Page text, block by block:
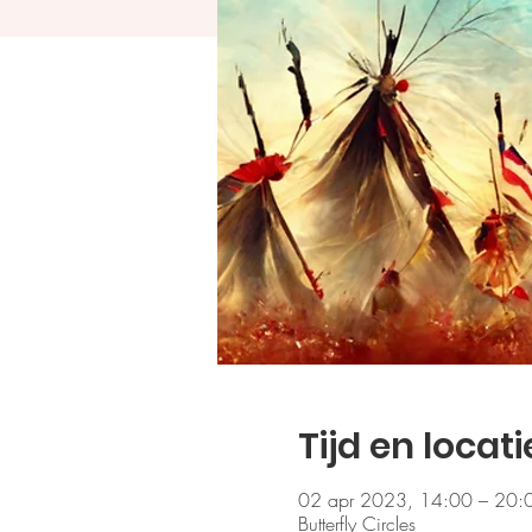
Tijd en
02 apr 2023, 14:00 –
Butterfly Circles